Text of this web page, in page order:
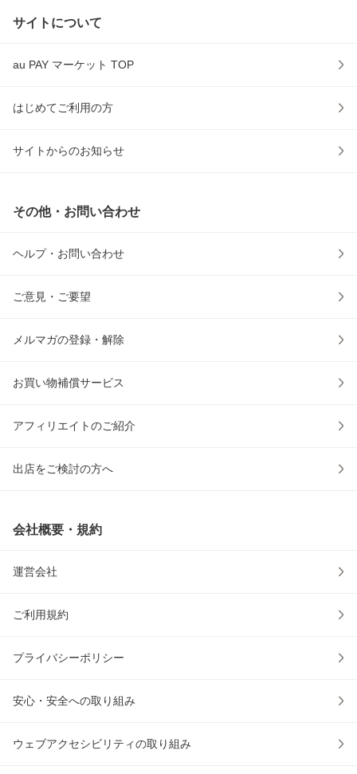
サイトについて
au PAY マーケット TOP
はじめてご利用の方
サイトからのお知らせ
その他・お問い合わせ
ヘルプ・お問い合わせ
ご意見・ご要望
メルマガの登録・解除
お買い物補償サービス
アフィリエイトのご紹介
出店をご検討の方へ
会社概要・規約
運営会社
ご利用規約
プライバシーポリシー
安心・安全への取り組み
ウェブアクセシビリティの取り組み